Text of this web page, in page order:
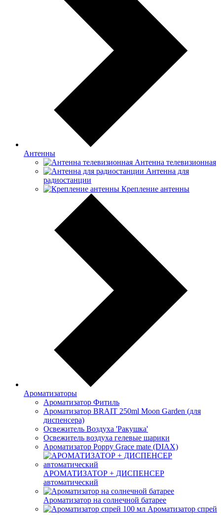
Антенны
Антенна телевизионная
Антенна для
радиостанции
Крепление антенны
Ароматизаторы
Ароматизатор Фитиль
Ароматизатор BRAIT 250ml Moon Garden (для
диспенсера)
Освежитель Воздуха 'Ракушка'
Освежитель воздуха гелевые шарики
Ароматизатор Poppy Grace mate (DIAX)
АРОМАТИЗАТОР + ДИСПЕНСЕР
автоматический
Ароматизатор на солнечной батарее
Ароматизатор спрей